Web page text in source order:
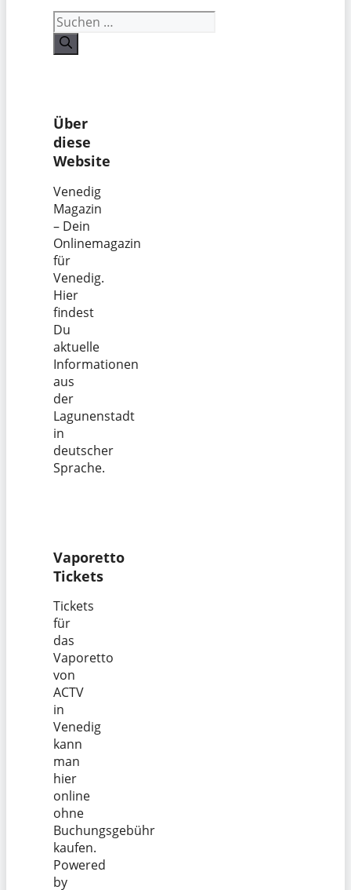
Suchen
nach:
Über
diese
Website
Venedig
Magazin
– Dein
Onlinemagazin
für
Venedig.
Hier
findest
Du
aktuelle
Informationen
aus
der
Lagunenstadt
in
deutscher
Sprache.
Vaporetto
Tickets
Tickets
für
das
Vaporetto
von
ACTV
in
Venedig
kann
man
hier
online
ohne
Buchungsgebühr
kaufen.
Powered
by